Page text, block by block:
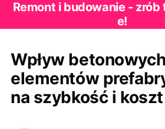
Remont i budowanie -
e!
Wpływ betonowych
elementów
na szybkość i